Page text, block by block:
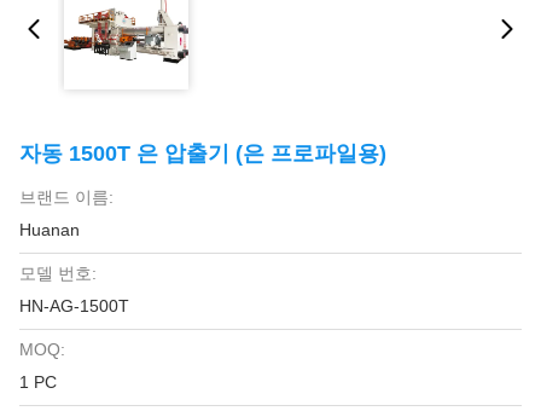
자동 1500T 은 압출기 (은 프로파일용)
브랜드 이름:
Huanan
모델 번호:
HN-AG-1500T
MOQ:
1 PC